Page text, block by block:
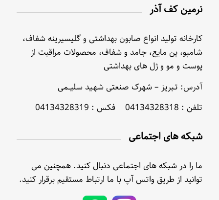
نرمین کف آذر
کارخانه تولید انواع صابون بهداشتی و گلیسیرینه شفاف،
شامپو، پن مایع، جامد و شفاف، محصولات مراقبت از
پوست و مو و ژل های بهداشتی
آدرس: تـبریز – شهرک صنعتی شهـید سلیــمی
تلفن : 04134328318 فکس : 04134328319
شبکه های اجتماعی
ما را در شبکه های اجتماعی دنبال کنید. همچنین می
توانید از طریق واتس آپ با ما ارتباط مستقیم برقرار کنید.